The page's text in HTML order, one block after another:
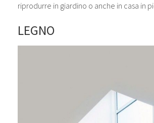
riprodurre in giardino o anche in casa in
LEGNO